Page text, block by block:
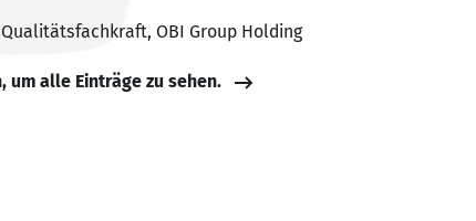
Qualitätsfachkraft, OBI Group Holding
um alle Einträge zu sehen.